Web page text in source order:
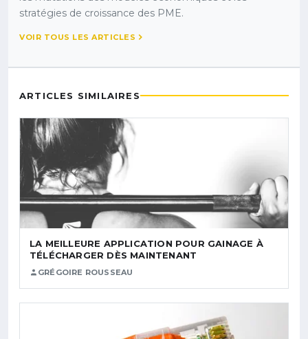
stratégies de croissance des PME.
VOIR TOUS LES ARTICLES
ARTICLES SIMILAIRES
LA MEILLEURE APPLICATION POUR GAINAGE À
TÉLÉCHARGER DÈS MAINTENANT
GRÉGOIRE ROUSSEAU